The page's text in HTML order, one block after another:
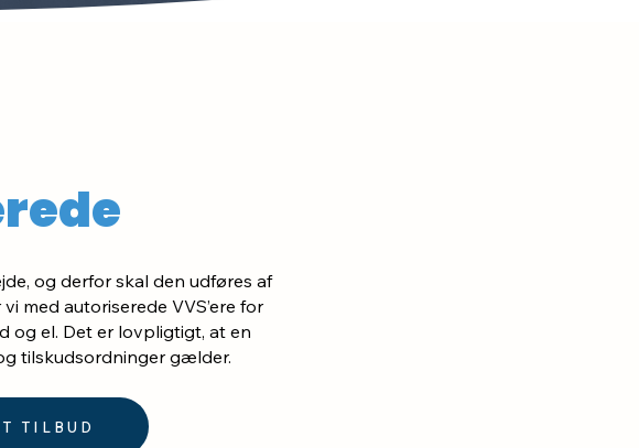
og derfor skal den udføres af
med autoriserede VVS’ere for
og el. Det er lovpligtigt, at en
tilskudsordninger gælder.
TILBUD